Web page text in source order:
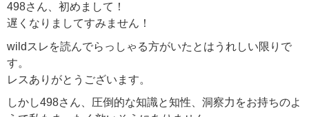
498さん、初めまして！
遅くなりましてすみません！
wildスレを読んでらっしゃる方がいたとはうれしい限りで
す。
レスありがとうございます。
しかし498さん、圧倒的な知識と知性、洞察力をお持ちのよ